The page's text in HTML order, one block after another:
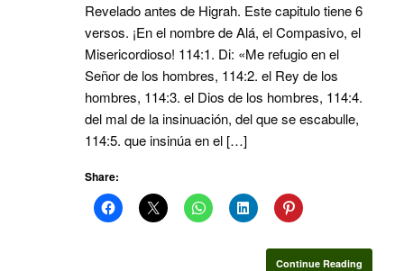
Revelado antes de Higrah. Este capitulo tiene 6
versos. ¡En el nombre de Alá, el Compasivo, el
Misericordioso! 114:1. Di: «Me refugio en el
Señor de los hombres, 114:2. el Rey de los
hombres, 114:3. el Dios de los hombres, 114:4.
del mal de la insinuación, del que se escabulle,
114:5. que insinúa en el […]
Share:
Continue Reading